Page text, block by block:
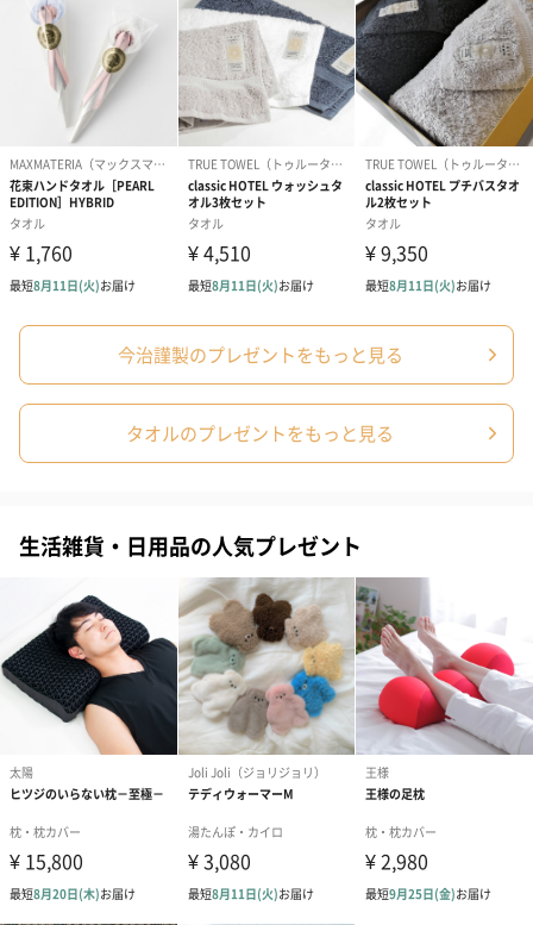
今治謹製のプレゼントをもっと見る
タオルのプレゼントをもっと見る
生活雑貨・日用品の人気プレゼント